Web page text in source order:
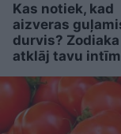
Kas notiek, kad
aizveras
durvis?
atklāj tavu